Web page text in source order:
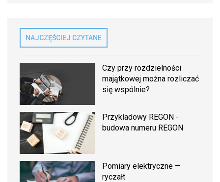
NAJCZĘŚCIEJ CZYTANE
Czy przy rozdzielności
majątkowej można rozliczać
się wspólnie?
Przykładowy REGON -
budowa numeru REGON
Pomiary elektryczne —
ryczałt